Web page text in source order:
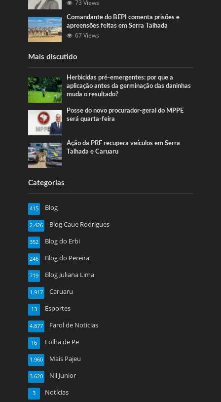
73 Views
Comandante do BEPI comenta prisões e
apreensões feitas em Serra Talhada
67 Views
Mais discutido
Herbicidas pré-emergentes: por que a
aplicação antes da germinação das daninhas
muda o resultado?
Posse do novo procurador-geral do MPPE
será quarta-feira
Ação da PRF recupera veículos em Serra
Talhada e Caruaru
Categorias
Blog
415
Blog Caue Rodrigues
2.426
Blog do Erbi
352
Blog do Pereira
246
Blog Juliana Lima
719
Caruaru
1.917
Esportes
13
Farol de Noticias
4.877
Folha de Pe
16
Mais Pajeu
1.960
Nil Junior
3.620
Notícias
3